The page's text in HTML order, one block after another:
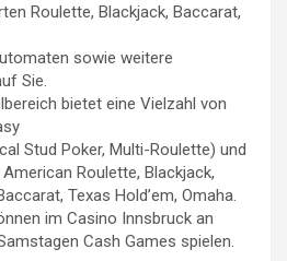
Roulette, Blackjack, Baccarat,
sowie weitere
Sie.
bietet eine Vielzahl von
Stud Poker, Multi-Roulette) und
Roulette, Blackjack,
Texas Hold’em, Omaha.
im Casino Innsbruck an
Cash Games spielen.